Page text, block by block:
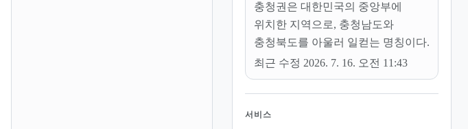
충청권은 대한민국의 중앙부에
위치한 지역으로, 충청남도와
충청북도를 아울러 일컫는 명칭이다.
최근 수정 2026. 7. 16. 오전 11:43
서비스